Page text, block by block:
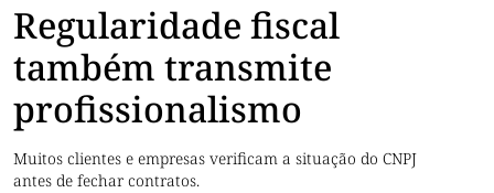
Regularidade fiscal
também transmite
profissionalismo
Muitos clientes e empresas verificam a situação do CNPJ
antes de fechar contratos.